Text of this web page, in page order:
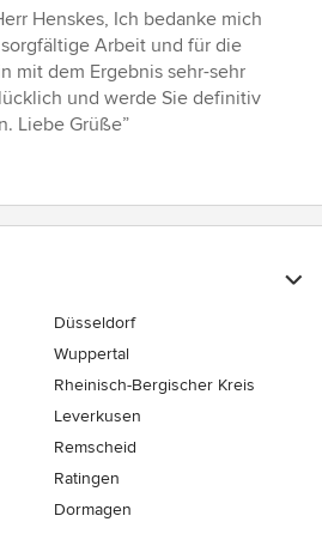
Henskes, Ich bedanke mich
Arbeit und für die
mit dem Ergebnis sehr-sehr
und werde Sie definitiv
Liebe Grüße”
Düsseldorf
Wuppertal
Rheinisch-Bergischer Kreis
Leverkusen
Remscheid
Ratingen
Dormagen